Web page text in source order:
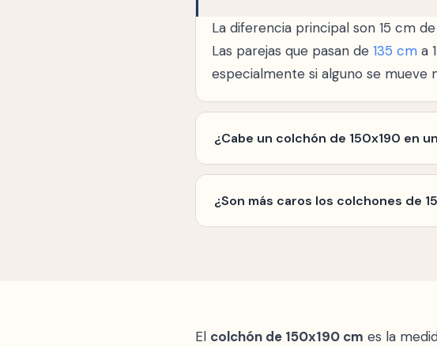
La diferencia principal son 15 cm
Las parejas que pasan de 135 cm a
especialmente si alguno se mueve
¿Cabe un colchón de 150x190 en
Un colchón de 150x190 con marco
habitación. Mide tu dormitorio
¿Son más caros los colchones de
El colchón de 150x190 cm es la